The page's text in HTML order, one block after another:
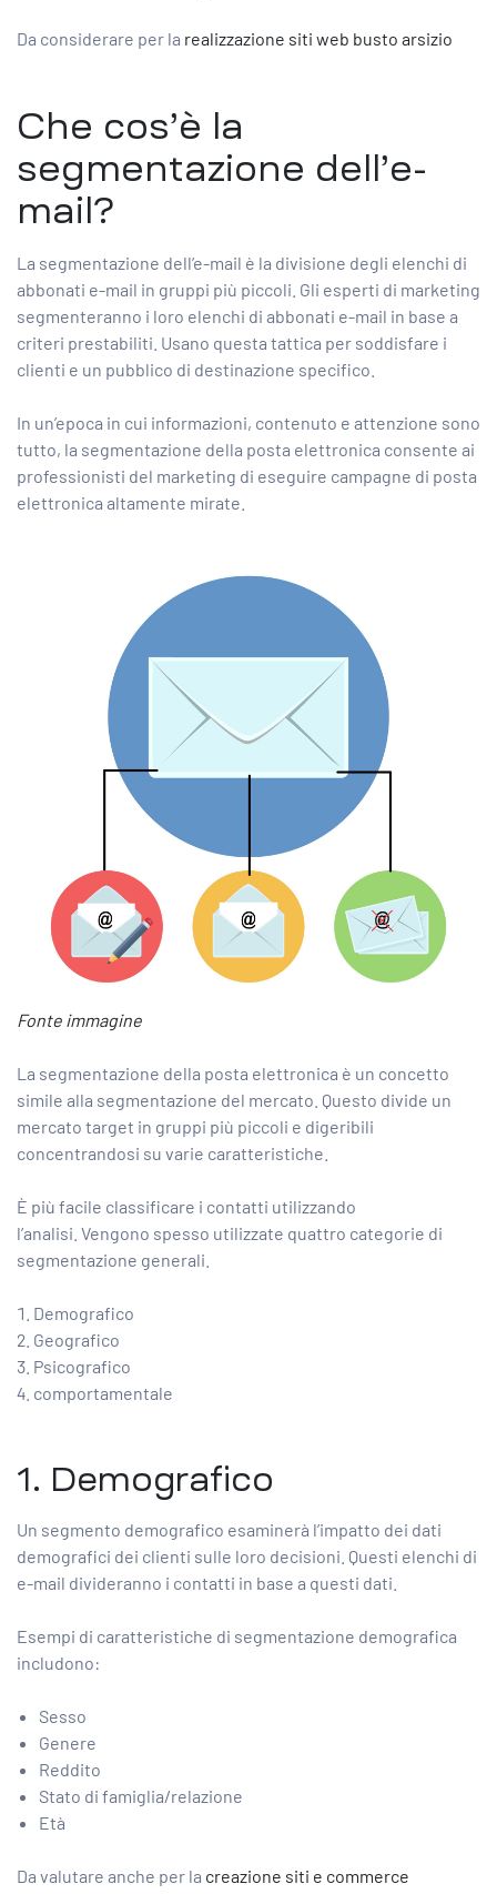
Da considerare per la realizzazione siti web busto arsizio
Che cos’è la
segmentazione dell’e-
mail?
La segmentazione dell’e-mail è la divisione degli elenchi di
abbonati e-mail in gruppi più piccoli. Gli esperti di marketing
segmenteranno i loro elenchi di abbonati e-mail in base a
criteri prestabiliti. Usano questa tattica per soddisfare i
clienti e un pubblico di destinazione specifico.
In un’epoca in cui informazioni, contenuto e attenzione sono
tutto, la segmentazione della posta elettronica consente ai
professionisti del marketing di eseguire campagne di posta
elettronica altamente mirate.
Fonte immagine
La segmentazione della posta elettronica è un concetto
simile alla segmentazione del mercato. Questo divide un
mercato target in gruppi più piccoli e digeribili
concentrandosi su varie caratteristiche.
È più facile classificare i contatti utilizzando
l’analisi. Vengono spesso utilizzate quattro categorie di
segmentazione generali.
Demografico
Geografico
Psicografico
comportamentale
1. Demografico
Un segmento demografico esaminerà l’impatto dei dati
demografici dei clienti sulle loro decisioni. Questi elenchi di
e-mail divideranno i contatti in base a questi dati.
Esempi di caratteristiche di segmentazione demografica
includono:
Sesso
Genere
Reddito
Stato di famiglia/relazione
Età
Da valutare anche per la creazione siti e commerce